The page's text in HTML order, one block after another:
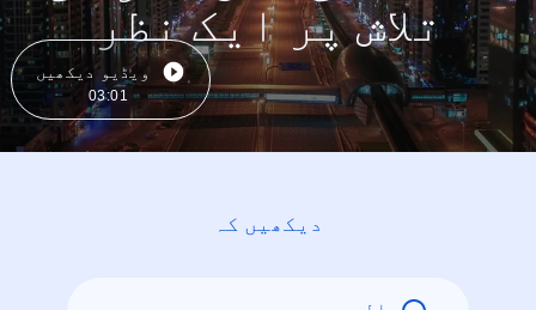
تلاش پر ایک نظر
ویڈیو دیکھیں
03:01
دیکھیں کہ